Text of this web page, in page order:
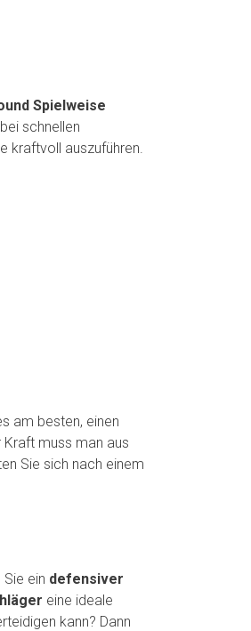
Spielweise
schnellen
kraftvoll auszuführen.
am besten, einen
muss man aus
Sie sich nach einem
ein defensiver
eine ideale
kann? Dann